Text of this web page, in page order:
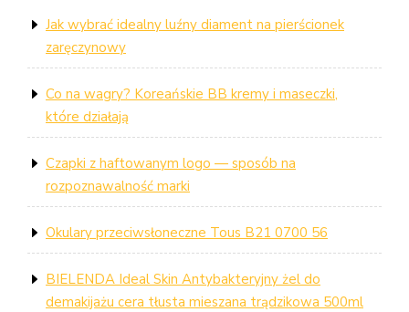
Jak wybrać idealny luźny diament na pierścionek
zaręczynowy
Co na wagry? Koreańskie BB kremy i maseczki,
które działają
Czapki z haftowanym logo — sposób na
rozpoznawalność marki
Okulary przeciwsłoneczne Tous B21 0700 56
BIELENDA Ideal Skin Antybakteryjny żel do
demakijażu cera tłusta mieszana trądzikowa 500ml